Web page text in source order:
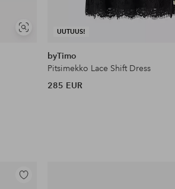
Näytä
UUTUUS!
byTimo
Pitsimekko Lace Shift Dress
285 EUR
Lisää